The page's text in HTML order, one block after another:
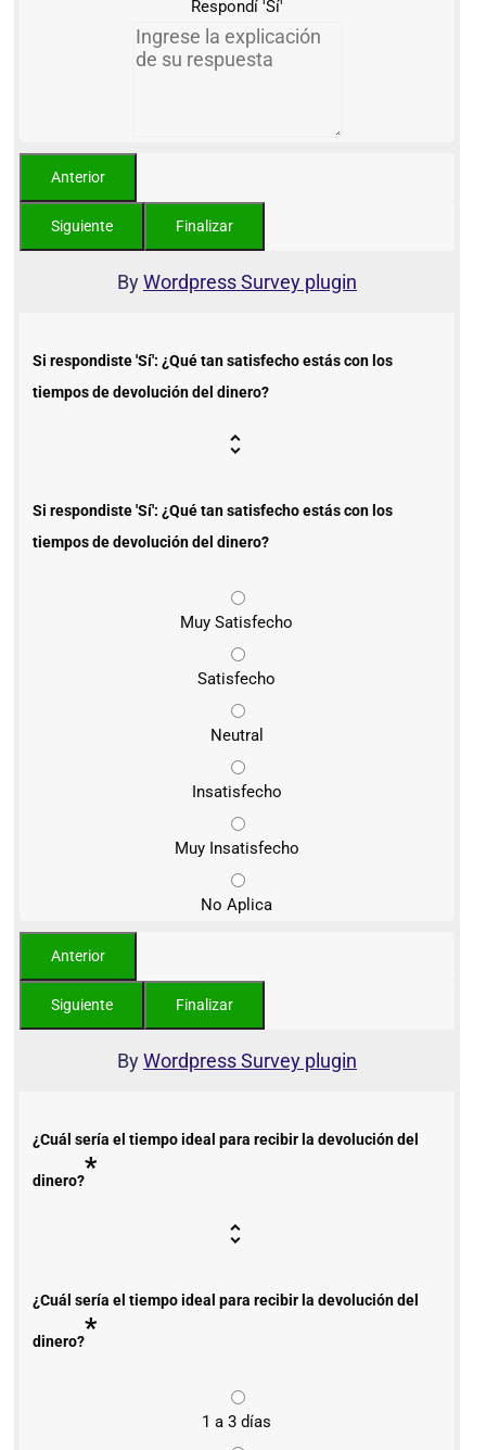
Respondí 'Sí'
ByWordpress Survey plugin
Si respondiste 'Sí': ¿Qué tan satisfecho estás con los
tiempos de devolución del dinero?
Si respondiste 'Sí': ¿Qué tan satisfecho estás con los
tiempos de devolución del dinero?
Muy Satisfecho
Satisfecho
Neutral
Insatisfecho
Muy Insatisfecho
No Aplica
ByWordpress Survey plugin
¿Cuál sería el tiempo ideal para recibir la devolución del
dinero?*
¿Cuál sería el tiempo ideal para recibir la devolución del
dinero?*
1 a 3 días